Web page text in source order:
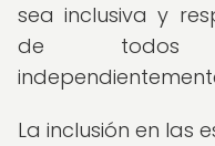
sea inclusiva y
de todos
La inclusión en las